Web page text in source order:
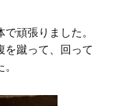
頑張りました。
を蹴って、回って